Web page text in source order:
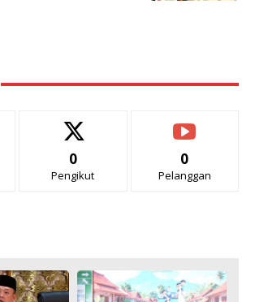
0
Pengikut
0
Pelanggan